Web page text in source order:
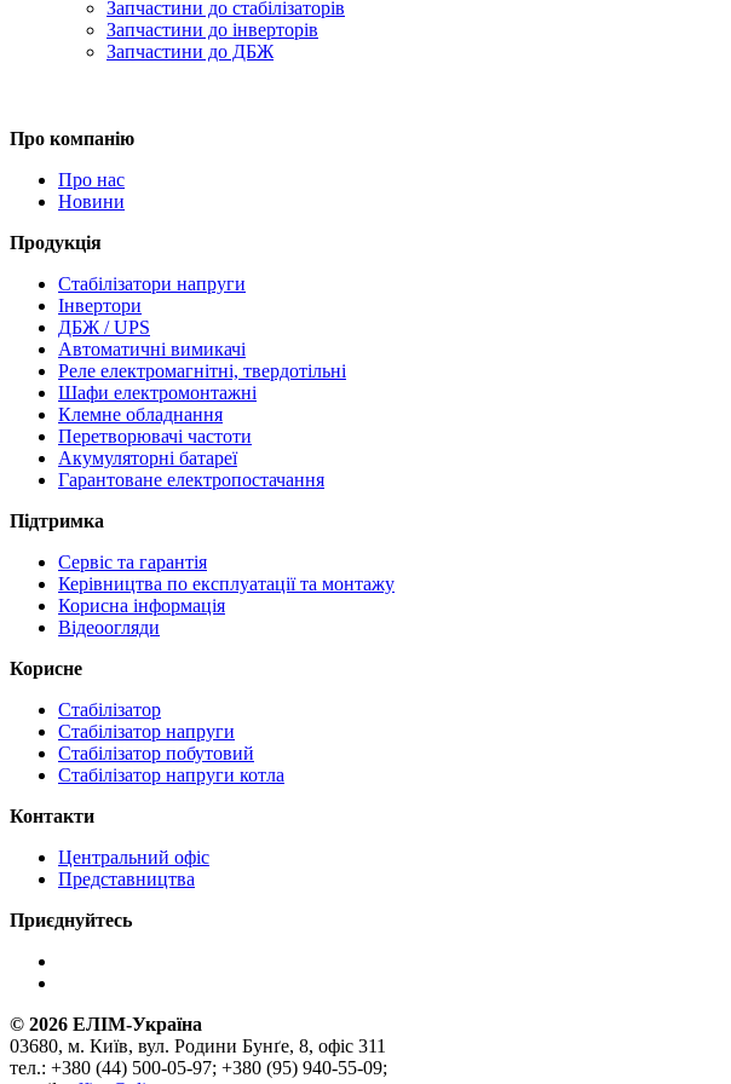
Запчастини до стабілізаторів
Запчастини до інверторів
Запчастини до ДБЖ
Про компанію
Про нас
Новини
Продукція
Стабілізатори напруги
Інвертори
ДБЖ / UPS
Автоматичні вимикачі
Реле електромагнітні, твердотільні
Шафи електромонтажні
Клемне обладнання
Перетворювачі частоти
Акумуляторні батареї
Гарантоване електропостачання
Підтримка
Сервіс та гарантія
Керівництва по експлуатації та монтажу
Корисна інформація
Відеоогляди
Корисне
Стабілізатор
Стабілізатор напруги
Стабілізатор побутовий
Стабілізатор напруги котла
Контакти
Центральний офіс
Представництва
Приєднуйтесь
© 2026 ЕЛІМ-Україна
03680, м. Київ, вул. Родини Бунґе, 8, офіс 311
тел.: +380 (44) 500-05-97; +380 (95) 940-55-09;